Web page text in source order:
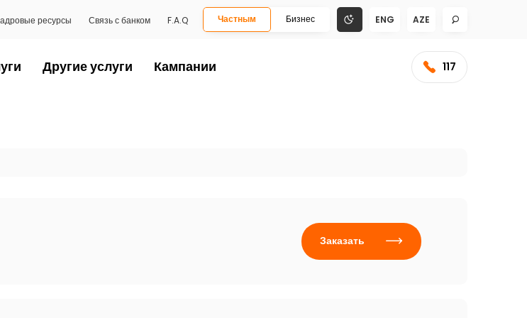
ресурсы Связь с банком F.A.Q Частным Бизнес ENG AZE
Другие услуги Кампании 117
Заказать